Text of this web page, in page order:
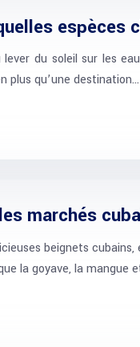
espèces
du soleil sur les
plus qu’une destination…
marchés
beignets
la goyave, la mangue